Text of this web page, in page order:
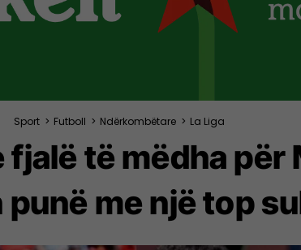
Sport > Futboll > Ndërkombëtare > La Liga
të mëdha
punë me një top